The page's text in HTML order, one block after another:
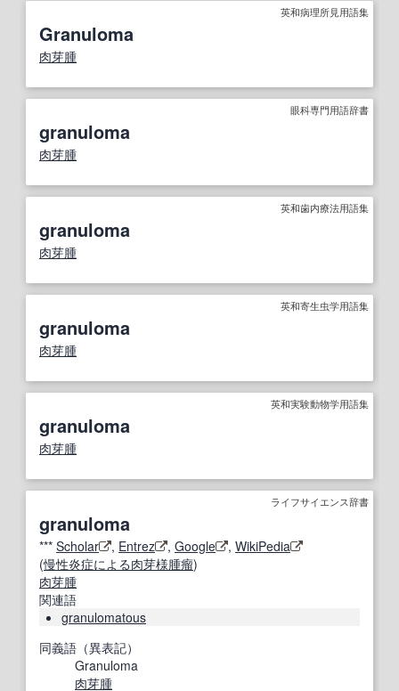
英和病理所見用語集
Granuloma
肉芽腫
眼科専門用語辞書
granuloma
肉芽腫
英和歯内療法用語集
granuloma
肉芽腫
英和寄生虫学用語集
granuloma
肉芽腫
英和実験動物学用語集
granuloma
肉芽腫
ライフサイエンス辞書
granuloma
*** Scholar , Entrez , Google , WikiPedia
(慢性炎症による肉芽様腫瘤)
肉芽腫
関連語
granulomatous
同義語（異表記）
Granuloma
肉芽腫